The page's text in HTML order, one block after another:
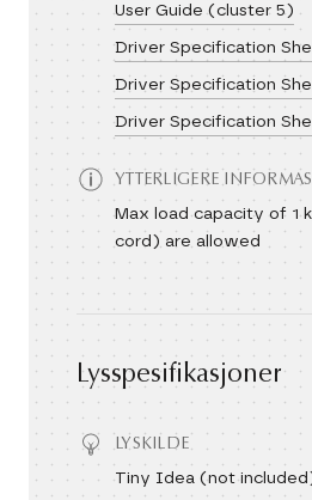
User Guide (cluster 5)
Driver Specification
Driver Specification
Driver Specification
YTTERLIGERE
Max load capacity of 1
cord) are allowed
Lysspesifikasjoner
LYSKILDE
Tiny Idea (not